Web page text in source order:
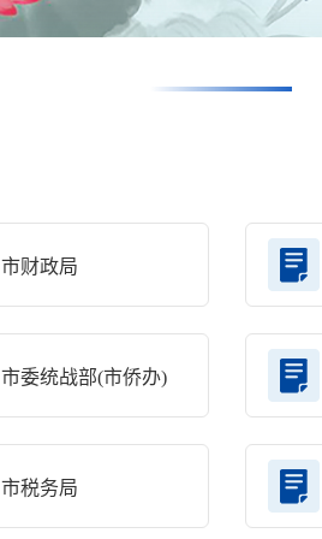
市财政局
市委统战部(市侨办)
市税务局